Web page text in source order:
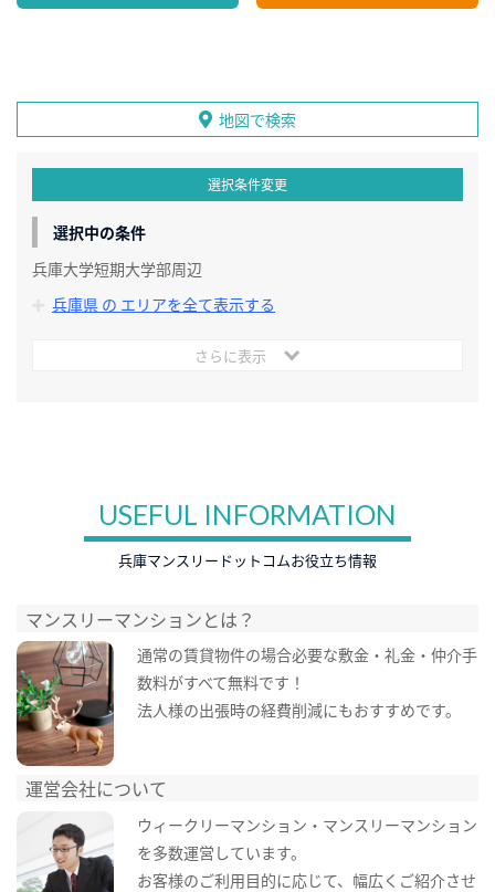
地図で検索
選択条件変更
選択中の条件
兵庫大学短期大学部周辺
兵庫県 の エリアを全て表示する
さらに表示
USEFUL INFORMATION
兵庫マンスリードットコムお役立ち情報
マンスリーマンションとは？
通常の賃貸物件の場合必要な敷金・礼金・仲介手
数料がすべて無料です！
法人様の出張時の経費削減にもおすすめです。
運営会社について
ウィークリーマンション・マンスリーマンション
を多数運営しています。
お客様のご利用目的に応じて、幅広くご紹介させ